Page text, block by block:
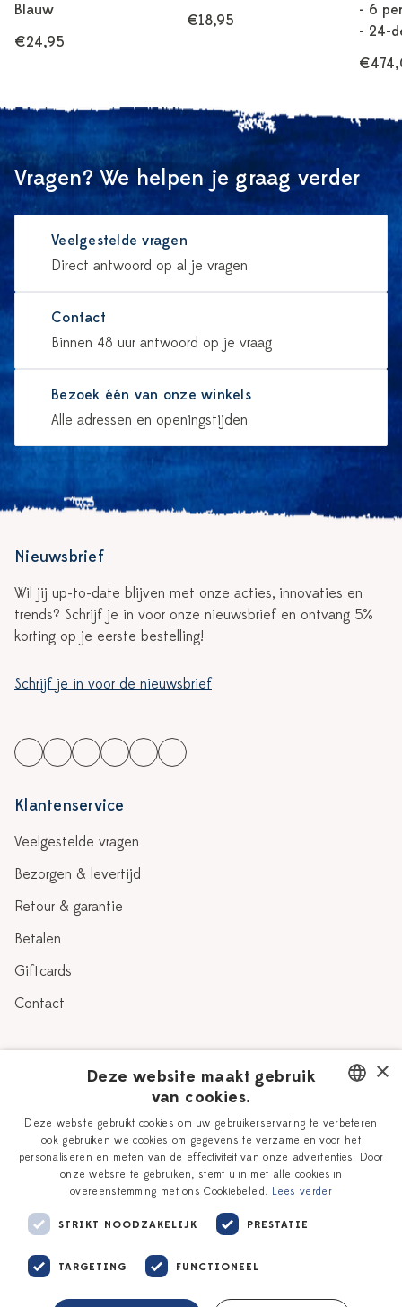
Blauw
€24,95
€18,95
- 6
- 24-
Vragen? We helpen je graag verder
Veelgestelde vragen
Direct antwoord op al je vragen
Contact
Binnen 48 uur antwoord op je vraag
Bezoek één van onze winkels
Alle adressen en openingstijden
Nieuwsbrief
Wil jij up-to-date blijven met onze acties, innovaties en
trends? Schrijf je in voor onze nieuwsbrief en ontvang 5%
korting op je eerste bestelling!
Schrijf je in voor de nieuwsbrief
Klantenservice
Veelgestelde vragen
Bezorgen & levertijd
Retour & garantie
Betalen
Giftcards
Contact
Verhaal
Onze plateelschilders
Delfts Blauw
Workshops
Vacatures
Zakelijk
DUTCH
ENGLISH
×
Deze website maakt gebruik
van cookies.
Deze website gebruikt cookies om uw gebruikerservaring te verbeteren
ook gebruiken we cookies om gegevens te verzamelen voor het
personaliseren en meten van de effectiviteit van onze advertenties. Door
onze website te gebruiken, stemt u in met alle cookies in
overeenstemming met ons Cookiebeleid. Lees verder
STRIKT NOODZAKELIJK PRESTATIE
TARGETING FUNCTIONEEL